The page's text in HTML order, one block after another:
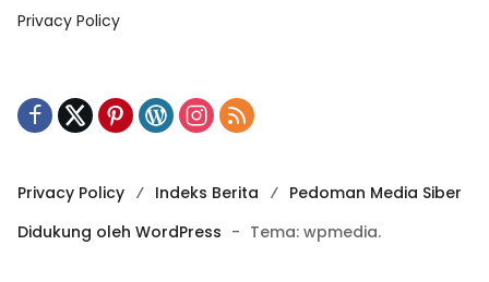
Privacy Policy
Privacy Policy Indeks Berita
Pedoman Media Siber
Didukung oleh WordPress - Tema: wpmedia.